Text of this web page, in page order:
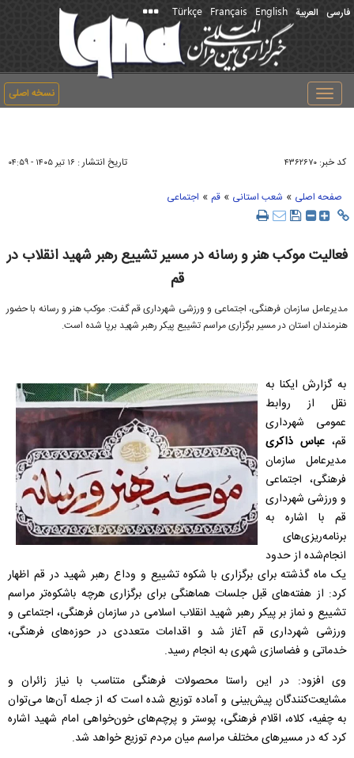
فارسی العربیة English
Français
Türkçe
نسخه اصلی
Toggle
navigation
کد خبر: ۴۳۶۲۶۷۰ تاریخ انتشار : ۱۶ تير ۱۴۰۵ - ۰۴:۵۹
صفحه اصلی » شعب استانی » قم » اجتماعی
فعالیت موکب هنر و رسانه در مسیر تشییع رهبر شهید انقلاب در
قم
مدیرعامل سازمان فرهنگی، اجتماعی و ورزشی شهرداری قم گفت: موکب هنر و رسانه با حضور
هنرمندان استان در مسیر برگزاری مراسم تشییع پیکر رهبر شهید برپا شده است.
به گزارش ایکنا به
نقل از روابط
عمومی شهرداری
قم، عباس ذاکری
مدیرعامل سازمان
فرهنگی، اجتماعی
و ورزشی شهرداری
قم با اشاره به
برنامه‌ریزی‌های
انجام‌شده از حدود
یک ماه گذشته برای برگزاری با شکوه تشییع و وداع رهبر شهید در قم اظهار
کرد: از هفته‌های قبل جلسات هماهنگی برای برگزاری هرچه باشکوه‌تر مراسم
تشییع و نماز بر پیکر رهبر شهید انقلاب اسلامی در سازمان فرهنگی، اجتماعی و
ورزشی شهرداری قم آغاز شد و اقدامات متعددی در حوزه‌های فرهنگی،
خدماتی و فضاسازی شهری به انجام رسید.
وی افزود: در این راستا محصولات فرهنگی متناسب با نیاز زائران و
مشایعت‌کنندگان پیش‌بینی و آماده توزیع شده است که از جمله آن‌ها می‌توان
به چفیه، کلاه، اقلام فرهنگی، پوستر و پرچم‌های خون‌خواهی امام شهید اشاره
کرد که در مسیر‌های مختلف مراسم میان مردم توزیع خواهد شد.